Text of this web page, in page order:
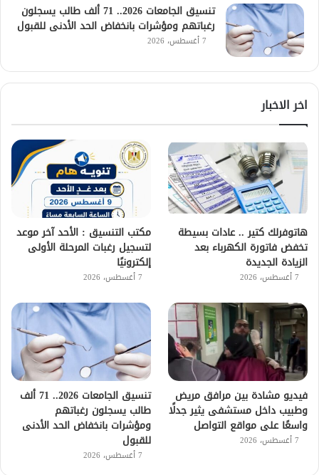
تنسيق الجامعات 2026.. 71 ألف طالب يسجلون
رغباتهم ومؤشرات بانخفاض الحد الأدنى للقبول
7 أغسطس، 2026
اخر الاخبار
هاتوفرلك كتير .. عادات بسيطة
تخفض فاتورة الكهرباء بعد
الزيادة الجديدة
7 أغسطس، 2026
مكتب التنسيق : الأحد آخر موعد
لتسجيل رغبات المرحلة الأولى
إلكترونيًا
7 أغسطس، 2026
فيديو مشادة بين مرافق مريض
وطبيب داخل مستشفى يثير جدلًا
واسعًا على مواقع التواصل
7 أغسطس، 2026
تنسيق الجامعات 2026.. 71 ألف
طالب يسجلون رغباتهم
ومؤشرات بانخفاض الحد الأدنى
للقبول
7 أغسطس، 2026